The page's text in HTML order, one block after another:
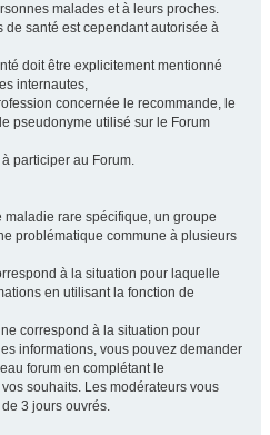
malades et à leurs proches.
santé est cependant autorisée à
doit être explicitement mentionné
internautes,
concernée le recommande, le
pseudonyme utilisé sur le Forum
participer au Forum.
maladie rare spécifique, un groupe
problématique commune à plusieurs
à la situation pour laquelle
en utilisant la fonction de
correspond à la situation pour
informations, vous pouvez demander
forum en complétant le
souhaits. Les modérateurs vous
3 jours ouvrés.